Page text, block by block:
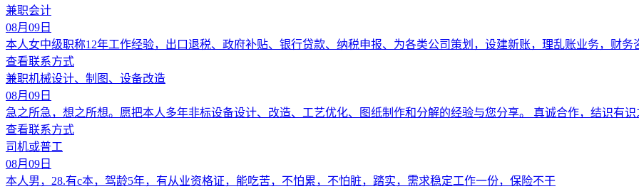
兼职会计
08月09日
本人女中级职称12年工作经验，出口退税、政府补贴、银行贷款、纳税申报、为各类公司策划，设建新账，理乱账业务，财
查看联系方式
兼职机械设计、制图、设备改造
08月09日
急之所急，想之所想。愿把本人多年非标设备设计、改造、工艺优化、图纸制作和分解的经验与您分享。 真诚合作，结识有识
查看联系方式
司机或普工
08月09日
本人男，28.有c本，驾龄5年，有从业资格证，能吃苦，不怕累，不怕脏，踏实，需求稳定工作一份，保险不干